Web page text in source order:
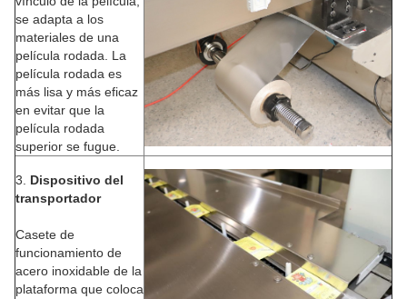
se adapta a los
materiales de una
película rodada. La
película rodada es
más lisa y más eficaz
en evitar que la
película rodada
superior se fugue.
3. Dispositivo del
transportador
Casete de
funcionamiento de
acero inoxidable de la
plataforma que coloca